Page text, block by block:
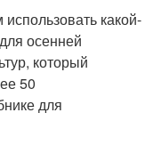
какой-
осенней
который
50
для